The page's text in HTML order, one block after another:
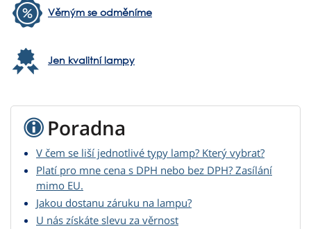
Věrným se odměníme
Jen kvalitní lampy
Poradna
V čem se liší jednotlivé typy lamp? Který vybrat?
Platí pro mne cena s DPH nebo bez DPH? Zasílání
mimo EU.
Jakou dostanu záruku na lampu?
U nás získáte slevu za věrnost